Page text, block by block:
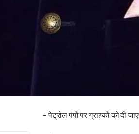
– पेट्रोल पंपों पर ग्राहकों को दी